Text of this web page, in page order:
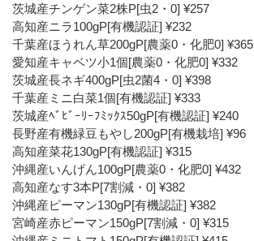
茨城産チンゲン菜2株P[虫2・0] ¥257
高知産ニラ100gP[有機認証] ¥232
千葉産ほうれん草200gP[農薬0・化肥0] ¥365
愛知産キャベツ小1個[農薬0・化肥0] ¥332
茨城産長ネギ400gP[虫2菌4・0] ¥398
千葉産ミニ白菜1個[有機認証] ¥333
茨城産ﾍﾞﾋﾞｰﾘｰﾌﾐｯｸｽ50gP[有機認証] ¥240
長野産有機緑豆もやし200gP[有機栽培] ¥96
高知産菜花130gP[有機認証] ¥315
沖縄産いんげん100gP[農薬0・化肥0] ¥432
高知産なす3本P[7割減・0] ¥382
沖縄産ピーマン130gP[有機認証] ¥382
宮崎産赤ピーマン150gP[7割減・0] ¥315